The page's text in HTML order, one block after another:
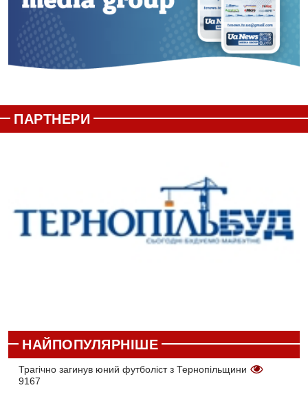
ПАРТНЕРИ
НАЙПОПУЛЯРНІШЕ
Трагічно загинув юний футболіст з Тернопільщини
9167